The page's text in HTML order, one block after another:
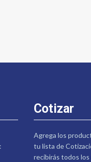
Cotizar
Agrega los
tu lista de
recibirás todos los